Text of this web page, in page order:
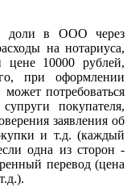
доли в ООО через
на нотариуса,
цене 10000 рублей,
при оформлении
потребоваться
покупателя,
заявления об
и т.д. (каждый
одна из сторон -
перевод (цена